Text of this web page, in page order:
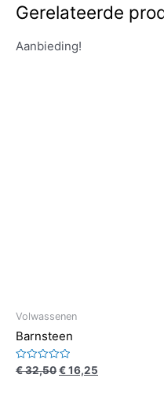
Gerelateerde
Aanbieding!
Volwassenen
Barnsteen
Waardering
€32,50€16,25